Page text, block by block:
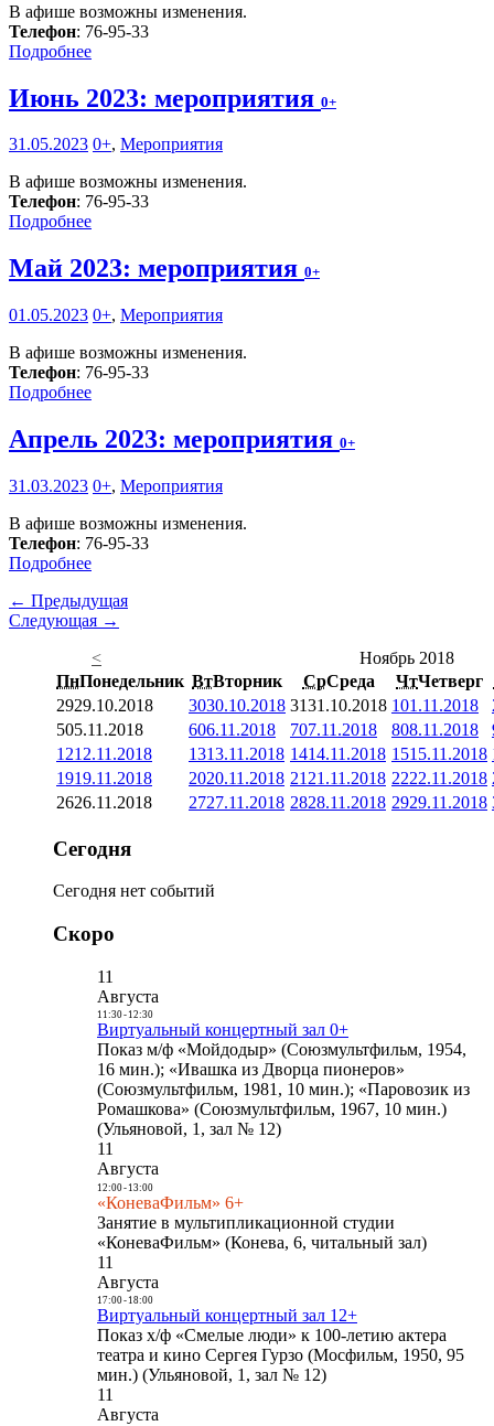
В афише возможны изменения.
Телефон: 76-95-33
Подробнее
Июнь 2023: мероприятия 0+
31.05.2023 0+, Мероприятия
В афише возможны изменения.
Телефон: 76-95-33
Подробнее
Май 2023: мероприятия 0+
01.05.2023 0+, Мероприятия
В афише возможны изменения.
Телефон: 76-95-33
Подробнее
Апрель 2023: мероприятия 0+
31.03.2023 0+, Мероприятия
В афише возможны изменения.
Телефон: 76-95-33
Подробнее
← Предыдущая
Следующая →
<
Ноябрь 2018
ПнПонедельник ВтВторник СрСреда ЧтЧетверг
2929.10.2018 3030.10.2018 3131.10.2018 101.11.2018
505.11.2018 606.11.2018 707.11.2018 808.11.2018
1212.11.2018 1313.11.2018 1414.11.2018 1515.11.2018
1919.11.2018 2020.11.2018 21 21.11.2018 2222.11.2018
2626.11.2018 2727.11.2018 2828.11.2018 2929.11.2018
Сегодня
Сегодня нет событий
Скоро
11
Августа
11:30- 12:30
Виртуальный концертный зал 0+
Показ м/ф «Мойдодыр» (Союзмультфильм, 1954,
16 мин.); «Ивашка из Дворца пионеров»
(Союзмультфильм, 1981, 10 мин.); «Паровозик из
Ромашкова» (Союзмультфильм, 1967, 10 мин.)
(Ульяновой, 1, зал № 12)
11
Августа
12:00- 13:00
«КоневаФильм» 6+
Занятие в мультипликационной студии
«КоневаФильм» (Конева, 6, читальный зал)
11
Августа
17:00- 18:00
Виртуальный концертный зал 12+
Показ х/ф «Смелые люди» к 100-летию актера
театра и кино Сергея Гурзо (Мосфильм, 1950, 95
мин.) (Ульяновой, 1, зал № 12)
11
Августа